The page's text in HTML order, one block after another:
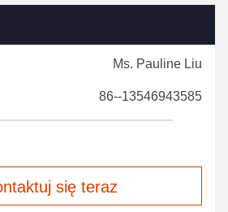
Ms. Pauline Liu
86--13546943585
się teraz